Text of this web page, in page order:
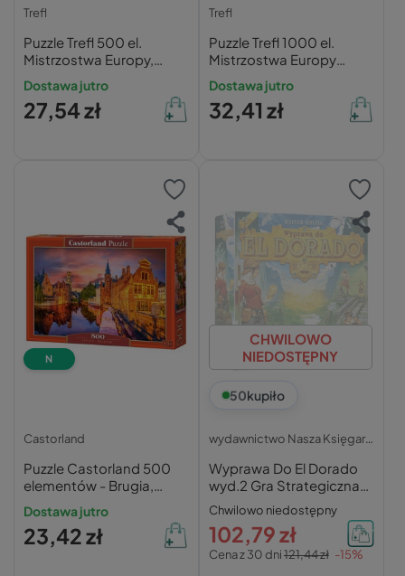
Trefl
Puzzle Trefl 500 el.
Mistrzostwa Europy,
Manhattan Bridge: Tea
Time Premium Quality
Dostawa jutro
27,54 zł
Trefl
Puzzle Trefl 1000 el.
Mistrzostwa Europy
Budapeszt – Edycja
Kolekcjonerska
Dostawa jutro
32,41 zł
N
Castorland
Puzzle Castorland 500
elementów - Brugia,
Belgia | Malowniczy
Widok
Dostawa jutro
23,42 zł
CHWILOWO
NIEDOSTĘPNY
50kupiło
wydawnictwo Nasza Księgarnia
Wyprawa Do El Dorado
wyd.2 Gra Strategiczna
10+ Nasza Księgarnia
Chwilowo niedostępny
Cena z 30 dni121,44 zł -15%
102,79 zł